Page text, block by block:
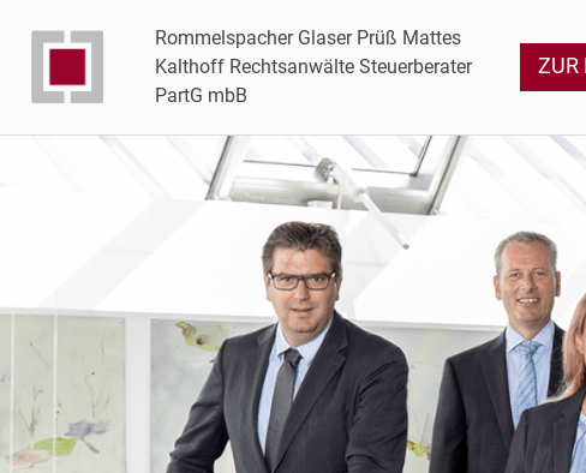
Rommelspacher Glaser Prüß Mattes
Kalthoff Rechtsanwälte Steuerberater
PartG mbB
ZUR